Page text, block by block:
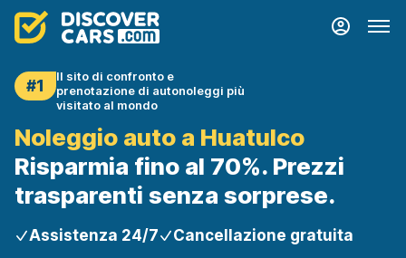
#1
Il sito di confronto e
prenotazione di autonoleggi più
visitato al mondo
Noleggio auto a Huatulco
Risparmia fino al 70%. Prezzi
trasparenti senza sorprese.
Assistenza 24/7 Cancellazione gratuita